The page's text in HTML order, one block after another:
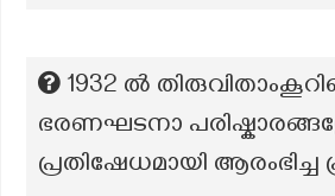
1932 ൽ
ഭരണഘടനാ
പ്രതിഷേധമായി ആരംഭിച്ച